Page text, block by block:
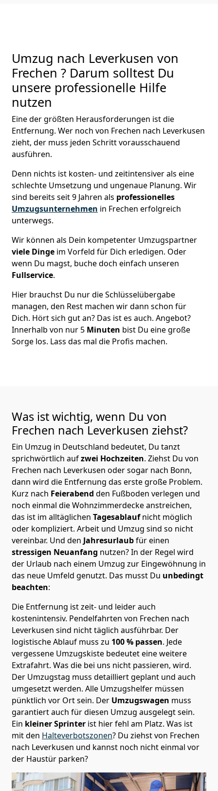
Umzug nach Leverkusen von
Frechen ? Darum solltest Du
unsere professionelle Hilfe
nutzen
Eine der größten Herausforderungen ist die
Entfernung. Wer noch von Frechen nach Leverkusen
zieht, der muss jeden Schritt vorausschauend
ausführen.
Denn nichts ist kosten- und zeitintensiver als eine
schlechte Umsetzung und ungenaue Planung. Wir
sind bereits seit 9 Jahren als professionelles
Umzugsunternehmen in Frechen erfolgreich
unterwegs.
Wir können als Dein kompetenter Umzugspartner
viele Dinge im Vorfeld für Dich erledigen. Oder
wenn Du magst, buche doch einfach unseren
Fullservice.
Hier brauchst Du nur die Schlüsselübergabe
managen, den Rest machen wir dann schon für
Dich. Hört sich gut an? Das ist es auch. Angebot?
Innerhalb von nur 5 Minuten bist Du eine große
Sorge los. Lass das mal die Profis machen.
Was ist wichtig, wenn Du von
Frechen nach Leverkusen ziehst?
Ein Umzug in Deutschland bedeutet, Du tanzt
sprichwörtlich aufzwei Hochzeiten. Ziehst Du von
Frechen nach Leverkusen oder sogar nach Bonn,
dann wird die Entfernung das erste große Problem.
Kurz nach Feierabend den Fußboden verlegen und
noch einmal die Wohnzimmerdecke anstreichen,
das ist im alltäglichen Tagesablaufnicht möglich
oder kompliziert. Arbeit und Umzug sind so nicht
vereinbar. Und den Jahresurlaubfür einen
stressigen Neuanfang nutzen? In der Regel wird
der Urlaub nach einem Umzug zur Eingewöhnung in
das neue Umfeld genutzt. Das musst Du unbedingt
beachten:
Die Entfernung ist zeit- und leider auch
kostenintensiv. Pendelfahrten von Frechen nach
Leverkusen sind nicht täglich ausführbar. Der
logistische Ablauf muss zu 100 % passen. Jede
vergessene Umzugskiste bedeutet eine weitere
Extrafahrt. Was die bei uns nicht passieren, wird.
Der Umzugstag muss detailliert geplant und auch
umgesetzt werden. Alle Umzugshelfer müssen
pünktlich vor Ort sein. Der Umzugswagen muss
garantiert auch für diesen Umzug ausgelegt sein.
Ein kleiner Sprinter ist hier fehl am Platz. Was ist
mit den Halteverbotszonen? Du ziehst von Frechen
nach Leverkusen und kannst noch nicht einmal vor
der Haustür parken?